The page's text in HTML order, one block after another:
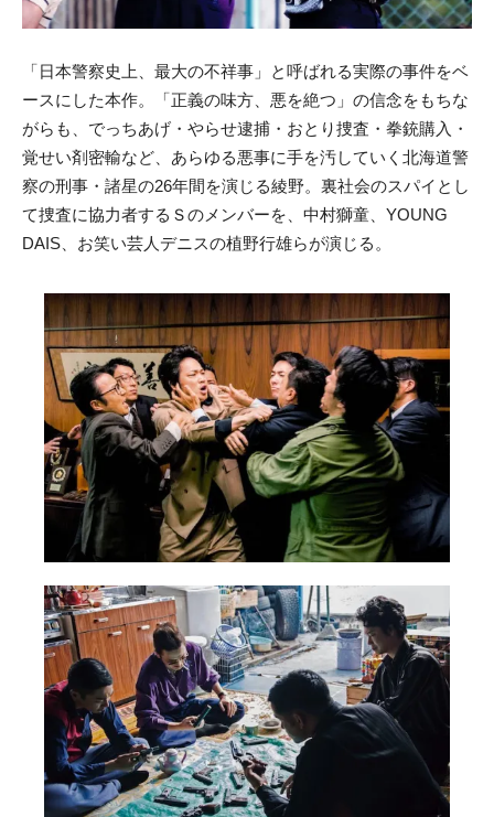
「日本警察史上、最大の不祥事」と呼ばれる実際の事件をベ
ースにした本作。「正義の味方、悪を絶つ」の信念をもちな
がらも、でっちあげ・やらせ逮捕・おとり捜査・拳銃購入・
覚せい剤密輸など、あらゆる悪事に手を汚していく北海道警
察の刑事・諸星の26年間を演じる綾野。裏社会のスパイとし
て捜査に協力者するＳのメンバーを、中村獅童、YOUNG
DAIS、お笑い芸人デニスの植野行雄らが演じる。